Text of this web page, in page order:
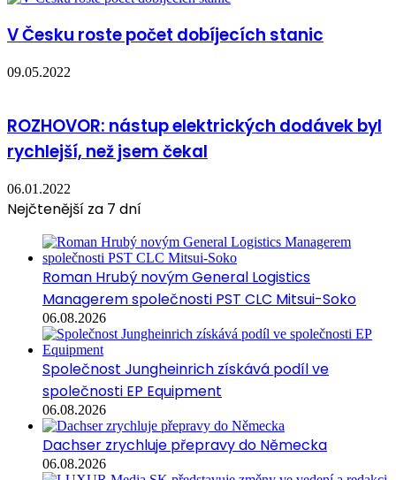
V Česku roste počet dobíjecích stanic
09.05.2022
ROZHOVOR: nástup elektrických dodávek byl
rychlejší, než jsem čekal
06.01.2022
Nejčtenější za 7 dní
Roman Hrubý novým General Logistics
Managerem společnosti PST CLC Mitsui-Soko
06.08.2026
Společnost Jungheinrich získává podíl ve
společnosti EP Equipment
06.08.2026
Dachser zrychluje přepravy do Německa
06.08.2026